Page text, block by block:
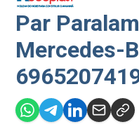
Par
Mercedes-